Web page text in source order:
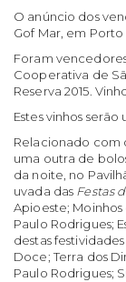
O anúncio dos
Gof Mar, em Porto
Foram
Cooperativa de
Reserva 2015.
Estes vinhos
Relacionado com
uma outra de
da noite, no
uvada das Festas
Apioeste;
Paulo Rodrigues;
destas
Doce; Terra dos
Paulo Rodrigues;